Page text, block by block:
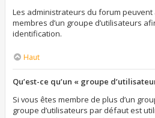
Les administrateurs du forum
membres d’un groupe d’utilisateurs
identification.
Haut
Qu’est-ce qu’un « groupe
Si vous êtes membre de plus d’un
groupe d’utilisateurs par défaut est